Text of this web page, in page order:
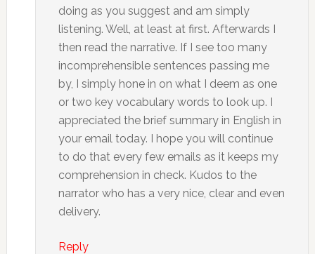
doing as you suggest and am simply
listening. Well, at least at first. Afterwards I
then read the narrative. If I see too many
incomprehensible sentences passing me
by, I simply hone in on what I deem as one
or two key vocabulary words to look up. I
appreciated the brief summary in English in
your email today. I hope you will continue
to do that every few emails as it keeps my
comprehension in check. Kudos to the
narrator who has a very nice, clear and even
delivery.
Reply